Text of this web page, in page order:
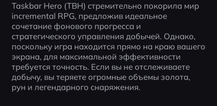
Taskbar Hero (TBH) стремительно покорила мир
incremental RPG, предложив идеальное
сочетание фонового прогресса и
стратегического управления добычей. Однако,
поскольку игра находится прямо на краю вашего
экрана, для максимальной эффективности
требуется точность. Если вы не отслеживаете
добычу, вы теряете огромные объемы золота,
рун и легендарного снаряжения.